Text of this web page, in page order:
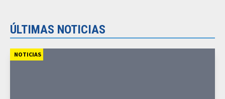
ÚLTIMAS NOTICIAS
NOTICIAS